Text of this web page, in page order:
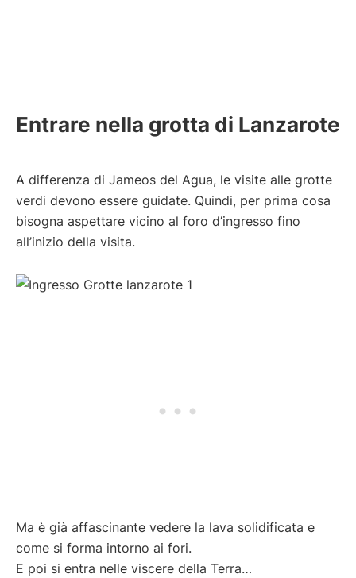
Entrare nella grotta di Lanzarote
A differenza di Jameos del Agua, le visite alle grotte
verdi devono essere guidate. Quindi, per prima cosa
bisogna aspettare vicino al foro d’ingresso fino
all’inizio della visita.
Ma è già affascinante vedere la lava solidificata e
come si forma intorno ai fori.
E poi si entra nelle viscere della Terra…